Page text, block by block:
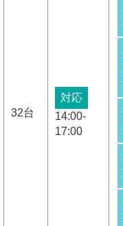
32台
対応
14:00-
17:00